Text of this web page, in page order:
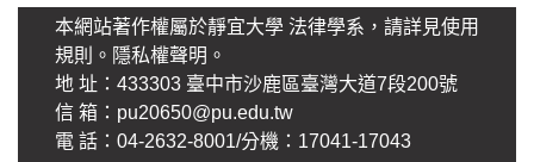
本網站著作權屬於靜宜大學 法律學系，請詳見使用
規則。 隱私權聲明 。
地 址：433303 臺中市沙鹿區臺灣大道7段200號
信 箱：pu20650@pu.edu.tw
電 話：04-2632-8001/分機：17041-17043